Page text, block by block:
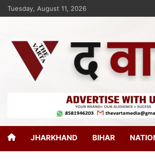
Tuesday, August 11, 2026
The Varta
JHARKHAND BIHAR